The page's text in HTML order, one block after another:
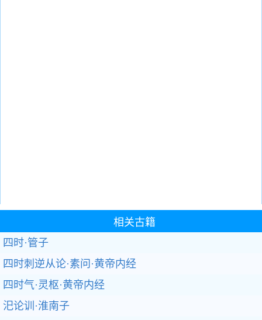
相关古籍
四时·管子
四时刺逆从论·素问·黄帝内经
四时气·灵枢·黄帝内经
汜论训·淮南子